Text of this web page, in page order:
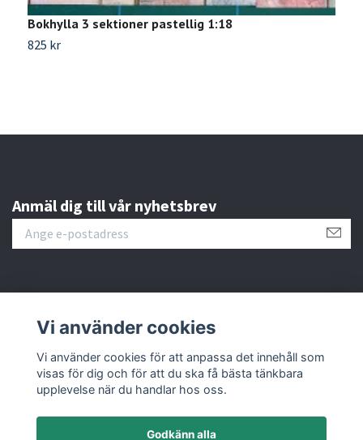
Bokhylla 3 sektioner pastellig 1:18
825 kr
Anmäl dig till vår nyhetsbrev
Sociala medier
Vi använder cookies
Vi använder cookies för att anpassa det innehåll som
visas för dig och för att du ska få bästa tänkbara
upplevelse när du handlar hos oss.
Godkänn alla